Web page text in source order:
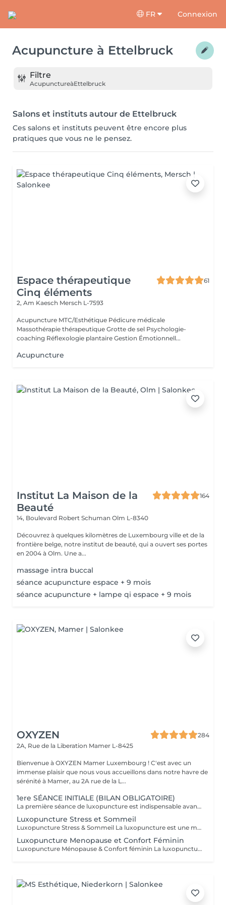
FR Connexion
Acupuncture à Ettelbruck
Filtre
AcupunctureàEttelbruck
Salons et instituts autour de Ettelbruck
Ces salons et instituts peuvent être encore plus
pratiques que vous ne le pensez.
Espace thérapeutique
Cinq éléments
61
2, Am Kaesch Mersch L-7593
Acupuncture MTC/Esthétique Pédicure médicale
Massothérapie thérapeutique Grotte de sel Psychologie-
coaching Réflexologie plantaire Gestion Émotionnell...
Acupuncture
Institut La Maison de la
Beauté
164
14, Boulevard Robert Schuman Olm L-8340
Découvrez à quelques kilomètres de Luxembourg ville et de la
frontière belge, notre institut de beauté, qui a ouvert ses portes
en 2004 à Olm. Une a...
massage intra buccal
séance acupuncture espace + 9 mois
séance acupuncture + lampe qi espace + 9 mois
OXYZEN
284
2A, Rue de la Liberation Mamer L-8425
Bienvenue à OXYZEN Mamer Luxembourg ! C'est avec un
immense plaisir que nous vous accueillons dans notre havre de
sérénité à Mamer, au 2A rue de la L...
1ere SÉANCE INITIALE (BILAN OBLIGATOIRE)
La première séance de luxopuncture est indispensable avant de débuter tout programme. D'une durée d'environ 1 heure, elle se déroule en deux temps : 30 minutes d'échange approfondi (anamnèse) pour comprendre vos besoins, vos habitudes et définir vos objectifs 30 minutes de séance de luxopuncture, adaptée en fonction de cet échange Cette étape permet de personnaliser votre accompagnement et d'optimiser les résultats. Chaque protocole est ainsi ajusté à votre profil (poids, stress, sommeil, compulsions). Séance essentielle pour un suivi efficace et durable Permet un accompagnement sur mesure Un premier pas vers votre équilibre et votre bien-être durable.
Luxopuncture Stress et Sommeil
Luxopuncture Stress & Sommeil La luxopuncture est une méthode douce et non invasive qui aide à apaiser le système nerveux, réduire le stress et améliorer la qualité du sommeil. Elle se pratique à l'aide d'un stylo à infrarouge qui stimule des points réflexes du corps, sans aiguille et en toute douceur. Chaque séance est adaptée à vos besoins afin de favoriser un relâchement profond et un apaisement durable. Un accompagnement naturel pour retrouver calme, sérénité et un sommeil réparateur.
Luxopuncture Menopause et Confort Féminin
Luxopuncture Ménopause & Confort féminin La luxopuncture est une méthode douce et non invasive qui accompagne les femmes lors des déséquilibres hormonaux liés à la ménopause. Elle se pratique à l'aide d'un stylo à infrarouge qui stimule des points réflexes du corps, sans aiguille et en toute douceur. Cette technique permet de réduire les inconforts tels que bouffées de chaleur, troubles du sommeil ou variations d'humeur, tout en favorisant un rééquilibrage global. Un accompagnement naturel pour retrouver confort, sérénité et équilibre au féminin.